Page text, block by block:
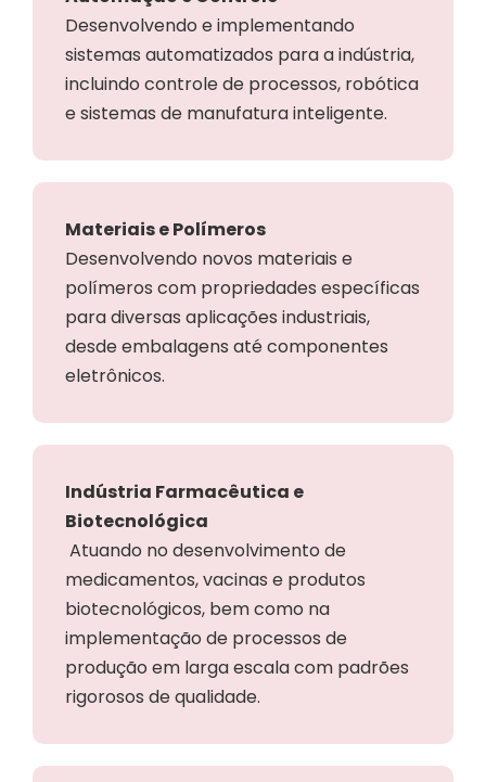
Desenvolvendo e implementando
sistemas automatizados para a indústria,
incluindo controle de processos, robótica
e sistemas de manufatura inteligente.
Materiais e Polímeros
Desenvolvendo novos materiais e
polímeros com propriedades específicas
para diversas aplicações industriais,
desde embalagens até componentes
eletrônicos.
Indústria Farmacêutica e
Biotecnológica
Atuando no desenvolvimento de
medicamentos, vacinas e produtos
biotecnológicos, bem como na
implementação de processos de
produção em larga escala com padrões
rigorosos de qualidade.